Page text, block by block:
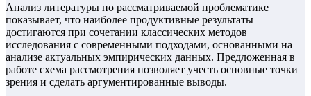
Анализ литературы по рассматриваемой проблематике
показывает, что наиболее продуктивные результаты
достигаются при сочетании классических методов
исследования с современными подходами, основанными на
анализе актуальных эмпирических данных. Предложенная в
работе схема рассмотрения позволяет учесть основные точки
зрения и сделать аргументированные выводы.